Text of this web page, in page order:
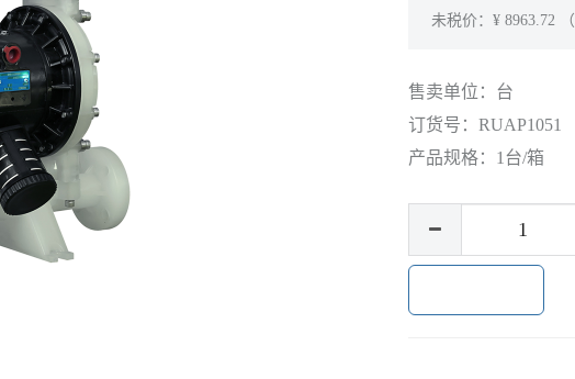
未税价：¥ 8963.72（
售卖单位： 台
订货号： RUAP1051
产品规格： 1台/箱